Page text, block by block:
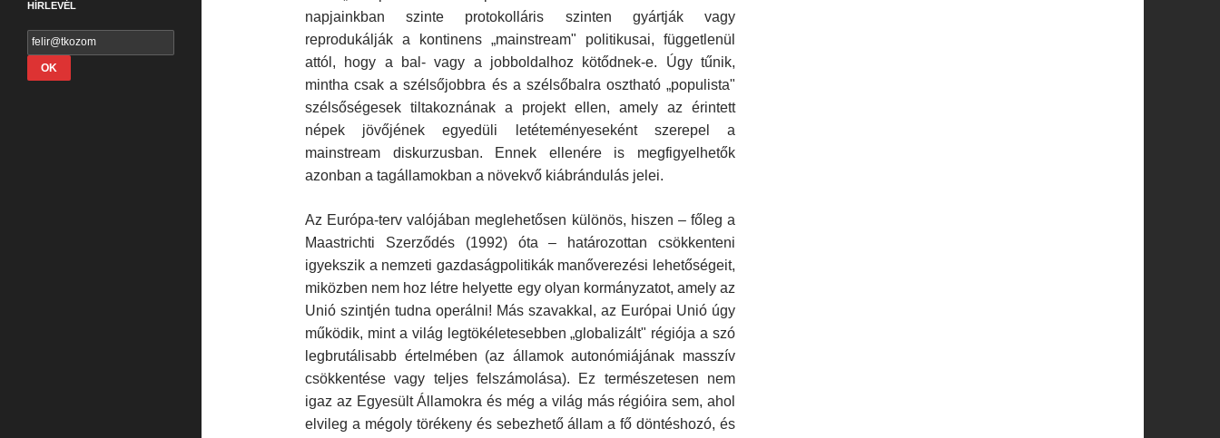
napjainkban szinte protokolláris szinten gyártják vagy
reprodukálják a kontinens „mainstream" politikusai, függetlenül
attól, hogy a bal- vagy a jobboldal­hoz kötődnek-e. Úgy tűnik,
mintha csak a szélsőjobbra és a szélsőbalra osztható „populista"
szélsőségesek tiltakoznának a projekt ellen, amely az érintett
népek jövőjének egyedüli letéteményeseként szerepel a
mainstream diskurzusban. Ennek ellenére is megfigyelhetők
azonban a tagállamokban a növekvő kiábrándulás jelei.
Az Európa-terv valójában meglehetősen különös, hiszen – főleg a
Maastrichti Szerződés (1992) óta – határozottan csökkenteni
igyekszik a nemzeti gazdaságpolitikák manőverezési lehetőségeit,
miközben nem hoz létre helyette egy olyan kormányzatot, amely az
Unió szintjén tudna operálni! Más szavakkal, az Európai Unió úgy
működik, mint a világ legtökéletesebben „globalizált" régiója a szó
legbrutálisabb értelmében (az államok autonómiájának masszív
csökkentése vagy teljes felszámo­lása). Ez természetesen nem
igaz az Egyesült Államokra és még a világ más régióira sem, ahol
elvileg a mégoly törékeny és sebezhető állam a fő döntéshozó, és
HÍRLEVÉL